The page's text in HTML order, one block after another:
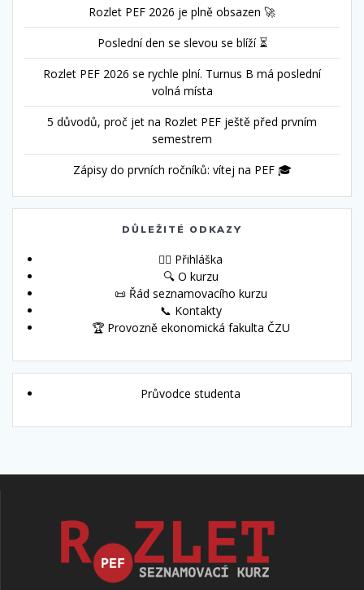
Rozlet PEF 2026 je plně obsazen 🚀
Poslední den se slevou se blíží ⏳
Rozlet PEF 2026 se rychle plní. Turnus B má poslední
volná místa
5 důvodů, proč jet na Rozlet PEF ještě před prvním
semestrem
Zápisy do prvních ročníků: vítej na PEF 🎓
DŮLEŽITÉ ODKAZY
🙋‍♀️ Přihláška
🔍 O kurzu
📜 Řád seznamovacího kurzu
📞 Kontakty
🏆 Provozně ekonomická fakulta ČZU
Průvodce studenta